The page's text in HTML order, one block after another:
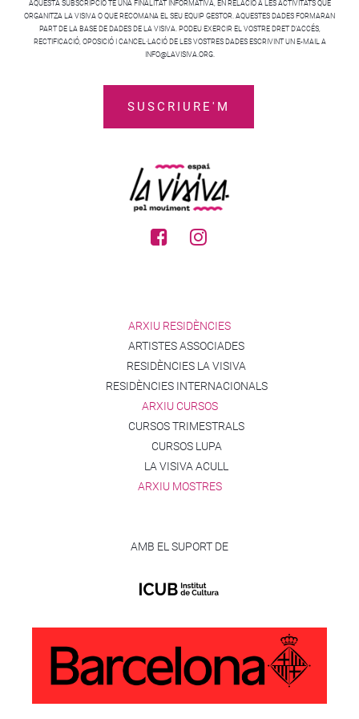
AQUESTA SUBSCRIPCIÓ TÉ UNA FINALITAT INFORMATIVA, EN RELACIÓ A LES ACTIVITATS QUE
ORGANITZA LA VISIVA O QUE RECOMANA EL SEU EQUIP GESTOR. AQUESTES DADES FORMARAN
PART DE LA BASE DE DADES DE LA VISIVA. PODEU EXERCIR EL VOSTRE DRET D’ACCÉS,
RECTIFICACIÓ, OPOSICIÓ I CANCEL·LACIÓ DE LES VOSTRES DADES ESCRIVINT UN E-MAIL A
INFO@LAVISIVA.ORG.
ARXIU RESIDÈNCIES
ARTISTES ASSOCIADES
RESIDÈNCIES LA VISIVA
RESIDÈNCIES INTERNACIONALS
ARXIU CURSOS
CURSOS TRIMESTRALS
CURSOS LUPA
LA VISIVA ACULL
ARXIU MOSTRES
AMB EL SUPORT DE